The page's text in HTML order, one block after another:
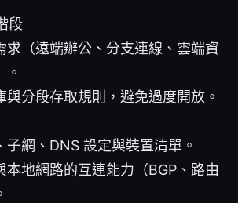
段
求（遠端辦公、分支連線、雲端資
。
與分段存取規則，避免過度開放。
子網、DNS 設定與裝置清單。
本地網路的互連能力（BGP、路由